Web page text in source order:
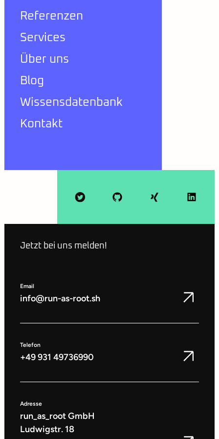
Referenzen
Services
Über uns
Blog
Wissensdatenbank
Kontakt
Jetzt bei uns melden!
Email
info@run-as-root.sh
Telefon
+49 931 49736990
Adresse
run_as_root GmbH
Ludwigstr. 18